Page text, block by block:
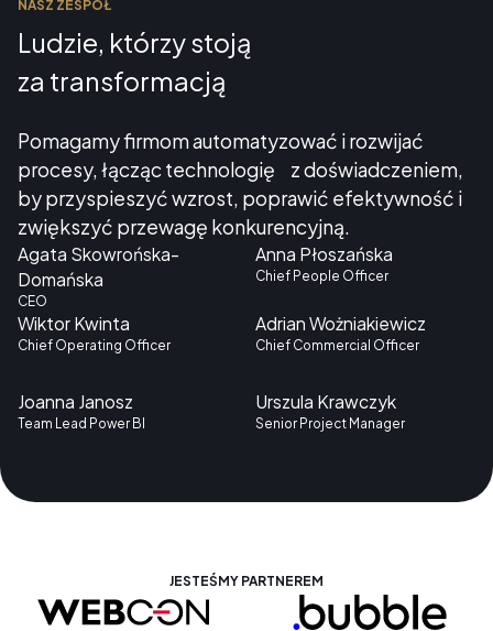
NASZ ZESPÓŁ
Ludzie, którzy stoją
za transformacją
Pomagamy firmom automatyzować i rozwijać
procesy, łącząc technologię z doświadczeniem,
by przyspieszyć wzrost, poprawić efektywność i
zwiększyć przewagę konkurencyjną.
Agata Skowrońska-
Domańska
CEO
Anna Płoszańska
Chief People Officer
Wiktor Kwinta
Chief Operating Officer
Adrian Wożniakiewicz
Chief Commercial Officer
Joanna Janosz
Team Lead Power BI
Urszula Krawczyk
Senior Project Manager
JESTEŚMY PARTNEREM